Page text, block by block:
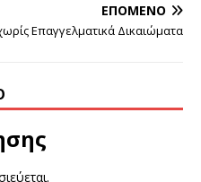
ΕΠΌΜΕΝΟ
Επαγγελματικά Δικαιώματα